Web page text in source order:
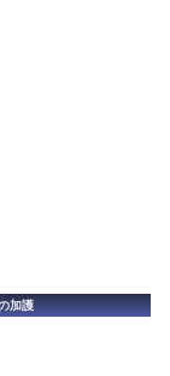
加護